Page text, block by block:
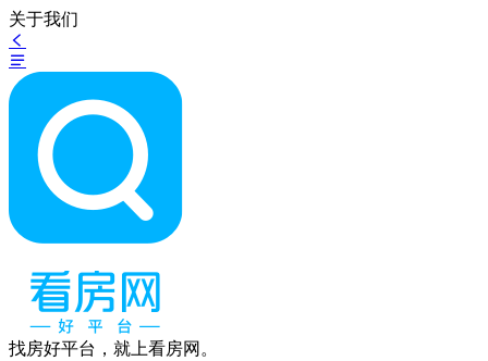
关于我们
找房好平台，就上看房网。